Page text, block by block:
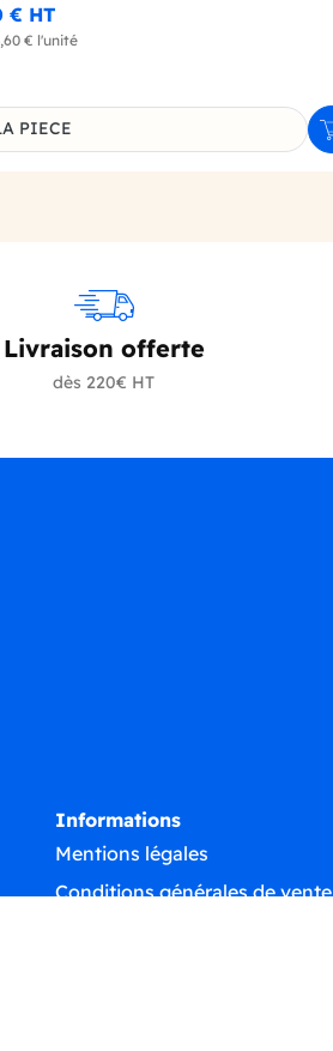
€ HT
€ l'unité
du produit
PIECE
Livraison offerte
dès 220€ HT
Informations
Mentions légales
Conditions générales de vente